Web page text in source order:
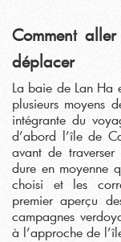
Comment
déplacer
La baie de Lan Ha
plusieurs moyens
intégrante du
d’abord l’île de
avant de
dure en moyenne
choisi et les
premier aperçu
campagnes
à l’approche de